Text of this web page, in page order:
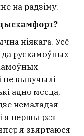
на радзіму.
ніякага. Усё
рускамоўных
не вывучылі
адно месца,
немаладая
я першы раз
я звяртаюся